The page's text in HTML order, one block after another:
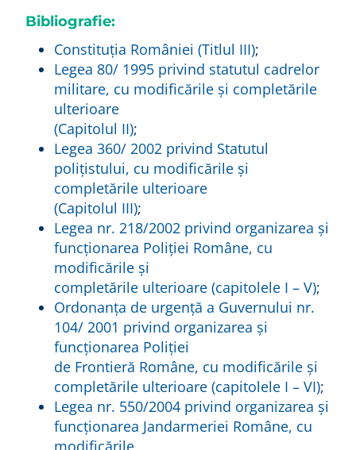
Bibliografie:
Constituția României (Titlul III);
Legea 80/ 1995 privind statutul cadrelor
militare, cu modificările și completările
ulterioare
(Capitolul II);
Legea 360/ 2002 privind Statutul
polițistului, cu modificările și
completările ulterioare
(Capitolul III);
Legea nr. 218/2002 privind organizarea şi
funcționarea Poliției Române, cu
modificările și
completările ulterioare (capitolele I – V);
Ordonanța de urgență a Guvernului nr.
104/ 2001 privind organizarea şi
funcționarea Poliției
de Frontieră Române, cu modificările și
completările ulterioare (capitolele I – VI);
Legea nr. 550/2004 privind organizarea şi
funcționarea Jandarmeriei Române, cu
modificările